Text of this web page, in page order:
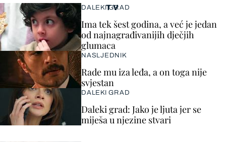
TV
DALEKI GRAD
Ima tek šest godina, a već je jedan
od najnagrađivanijih dječjih
glumaca
NASLJEDNIK
Rade mu iza leđa, a on toga nije
svjestan
DALEKI GRAD
Daleki grad: Jako je ljuta jer se
miješa u njezine stvari